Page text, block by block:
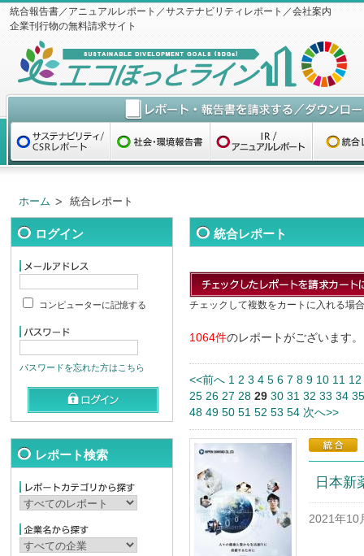
統合報告書／アニュアルレポート／サステナビリティレポート／会社案内
企業刊行物の無料請求サイト
ホーム 統合レポート
ログイン
コンピューターに記憶する
パスワードを忘れた方はこちら
レポート検索
統合レポート
チェックして複数をカートに入れる場
1064件のレポートがございます。
<<前へ 1 2 3 4 5 6 7 8 9 10 11 12
25 26 27 28 29 30 31 32 33 34 35
48 49 50 51 52 53 54 次へ>>
日本新
2021年10